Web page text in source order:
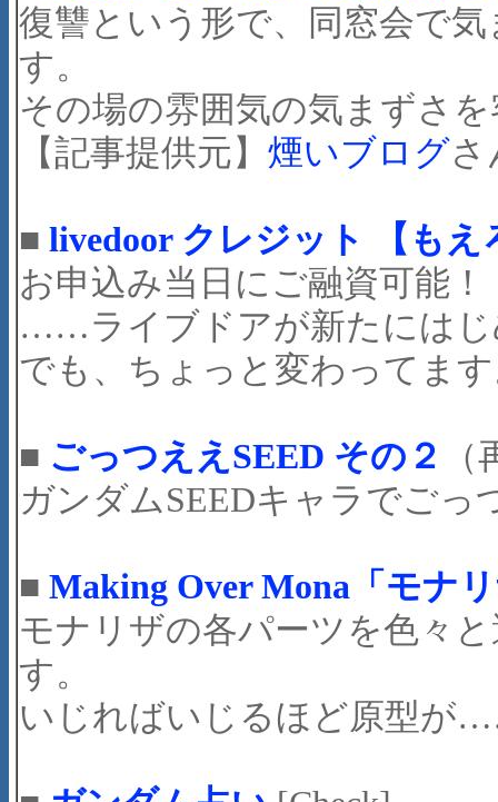
復讐という形で、同窓会で
す。
その場の雰囲気の気まずさ
【記事提供元】 煙いブログさ
■ livedoor クレジット 【もえ
お申込み当日にご融資可能！
……ライブドアが新たにはじ
でも、ちょっと変わってま
■ ごっつええSEED その２
ガンダムSEEDキャラでごっ
■ Making Over Mona「モナ
モナリザの各パーツを色々
す。
いじればいじるほど原型が